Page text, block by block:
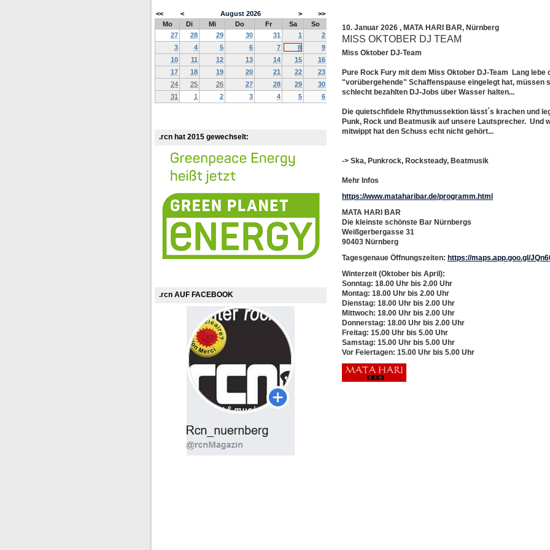
<< < August 2026 >
>>
Mo
Di Mi Do Fr Sa
So
27
28 29 30 31 1
2
3
4 5 6 7 8
9
10
11 12 13 14 15
16
17
18 19 20 21 22
23
24
25 26 27 28 29
30
31
1 2 3 4 5 6
.rcn hat 2015 gewechselt:
.rcn AUF FACEBOOK
10. Januar 2026 , MATA HARI BAR, Nürnberg
MISS OKTOBER DJ TEAM
Miss Oktober DJ-Team
Pure Rock Fury mit dem Miss Oktober DJ-Team Lang lebe
"vorübergehende" Schaffenspause eingelegt hat, müssen
schlecht bezahlten DJ-Jobs über Wasser halten...
Die quietschfidele Rhythmussektion lässt´s krachen und
Punk, Rock und Beatmusik auf unsere Lautsprecher. Und
mitwippt hat den Schuss echt nicht gehört...
-> Ska, Punkrock, Rocksteady, Beatmusik
Mehr Infos
https://www.mataharibar.de/programm.html
MATA HARI BAR
Die kleinste schönste Bar Nürnbergs
Weißgerbergasse 31
90403 Nürnberg
Tagesgenaue Öffnungszeiten: https://maps.app.goo.gl/
Winterzeit (Oktober bis April):
Sonntag: 18.00 Uhr bis 2.00 Uhr
Montag: 18.00 Uhr bis 2.00 Uhr
Dienstag: 18.00 Uhr bis 2.00 Uhr
Mittwoch: 18.00 Uhr bis 2.00 Uhr
Donnerstag: 18.00 Uhr bis 2.00 Uhr
Freitag: 15.00 Uhr bis 5.00 Uhr
Samstag: 15.00 Uhr bis 5.00 Uhr
Vor Feiertagen: 15.00 Uhr bis 5.00 Uhr